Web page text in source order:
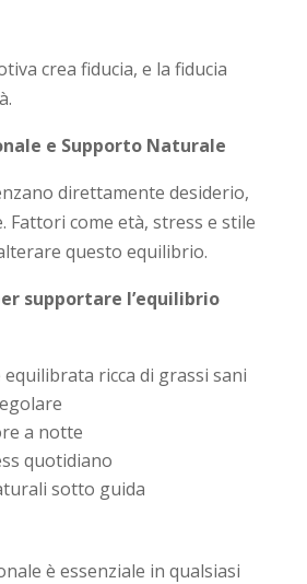
crea fiducia, e la fiducia
e Supporto Naturale
direttamente desiderio,
Fattori come età, stress e stile
questo equilibrio.
supportare l’equilibrio
ricca di grassi sani
a notte
quotidiano
sotto guida
è essenziale in qualsiasi